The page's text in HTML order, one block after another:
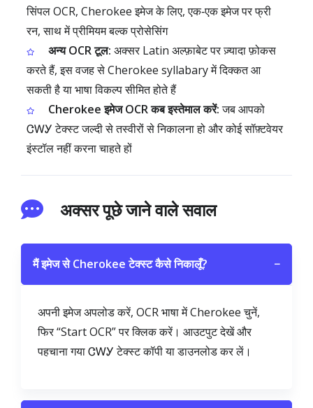
सिंपल OCR, Cherokee इमेज के लिए, एक‑एक इमेज पर फ्री
रन, साथ में प्रीमियम बल्क प्रोसेसिंग
अन्य OCR टूल: अक्सर Latin अल्फ़ाबेट पर ज़्यादा फ़ोकस
करते हैं, इस वजह से Cherokee syllabary में दिक्कत आ
सकती है या भाषा विकल्प सीमित होते हैं
Cherokee इमेज OCR कब इस्तेमाल करें:जब आपको
ᏣᎳᎩ टेक्स्ट जल्दी से तस्वीरों से निकालना हो और कोई सॉफ़्टवेयर
इंस्टॉल नहीं करना चाहते हों
अक्सर पूछे जाने वाले सवाल
मैं इमेज से Cherokee टेक्स्ट कैसे निकालूँ? −
अपनी इमेज अपलोड करें, OCR भाषा में Cherokee चुनें,
फिर “Start OCR” पर क्लिक करें। आउटपुट देखें और
पहचाना गया ᏣᎳᎩ टेक्स्ट कॉपी या डाउनलोड कर लें।